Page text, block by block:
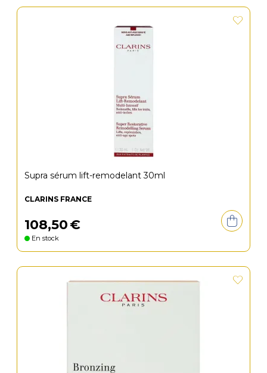
Supra sérum lift-remodelant 30ml
CLARINS FRANCE
108,50€
En stock